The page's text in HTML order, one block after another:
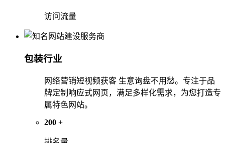
访问流量
包装行业
网络营销短视频获客 生意询盘不用愁。专注于品
牌定制响应式网页，满足多样化需求，为您打造专
属特色网站。
200 +